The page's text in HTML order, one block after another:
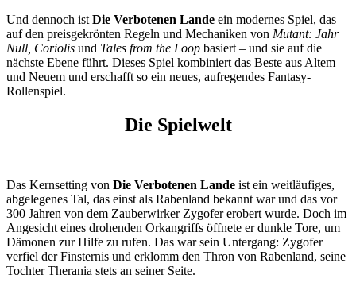
Und dennoch ist Die Verbotenen Lande ein modernes Spiel, das
auf den preisgekrönten Regeln und Mechaniken von Mutant: Jahr
Null, Coriolis und Tales from the Loop basiert – und sie auf die
nächste Ebene führt. Dieses Spiel kombiniert das Beste aus Altem
und Neuem und erschafft so ein neues, aufregendes Fantasy-
Rollenspiel.
Die Spielwelt
Das Kernsetting von Die Verbotenen Lande ist ein weitläufiges,
abgelegenes Tal, das einst als Rabenland bekannt war und das vor
300 Jahren von dem Zauberwirker Zygofer erobert wurde. Doch im
Angesicht eines drohenden Orkangriffs öffnete er dunkle Tore, um
Dämonen zur Hilfe zu rufen. Das war sein Untergang: Zygofer
verfiel der Finsternis und erklomm den Thron von Rabenland, seine
Tochter Therania stets an seiner Seite.